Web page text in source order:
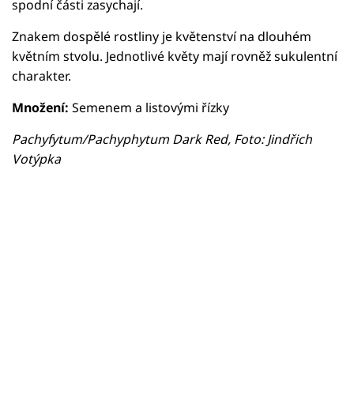
spodní části zasychají.
Znakem dospělé rostliny je květenství na dlouhém
květním stvolu. Jednotlivé květy mají rovněž sukulentní
charakter.
Množení: Semenem a listovými řízky
Pachyfytum/Pachyphytum Dark Red, Foto: Jindřich
Votýpka